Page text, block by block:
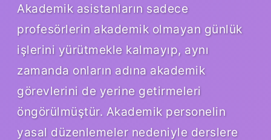
Akademik asistanların sadece
profesörlerin akademik olmayan günlük
işlerini yürütmekle kalmayıp, aynı
zamanda onların adına akademik
görevlerini de yerine getirmeleri
öngörülmüştür. Akademik personelin
yasal düzenlemeler nedeniyle derslere